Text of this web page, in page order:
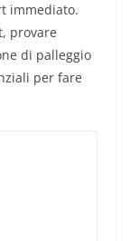
immediato.
provare
di palleggio
per fare